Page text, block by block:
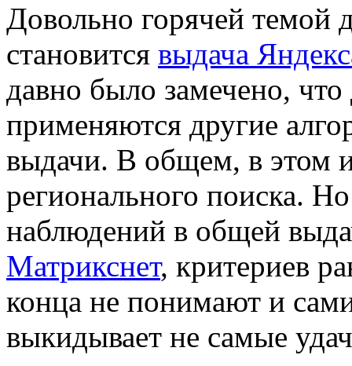
Довольно горячей темой
становится выдача
давно было замечено,
применяются другие
выдачи. В общем, в этом и
регионального поиска.
наблюдений в общей
Матрикснет, критериев
конца не понимают и
выкидывает не самые